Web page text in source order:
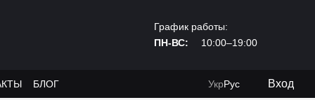
График работы:
ПН-ВС:
10:00–19:00
БЛОГ УкрРус Вход